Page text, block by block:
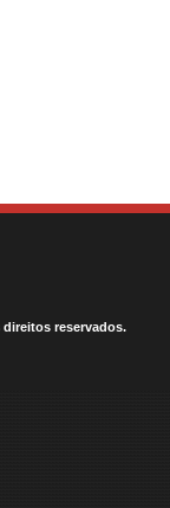
direitos reservados.